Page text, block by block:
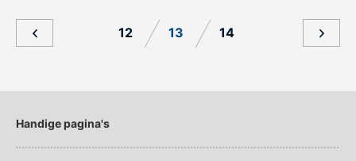
12 13 14
Handige pagina's